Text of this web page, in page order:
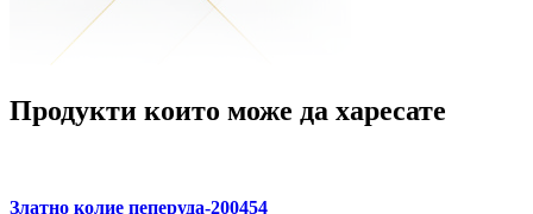
Продукти които може да харесате
Златно колие пеперуда-200454